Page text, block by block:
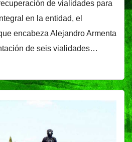
de vialidades para
en la entidad, el
encabeza Alejandro Armenta
de seis vialidades…